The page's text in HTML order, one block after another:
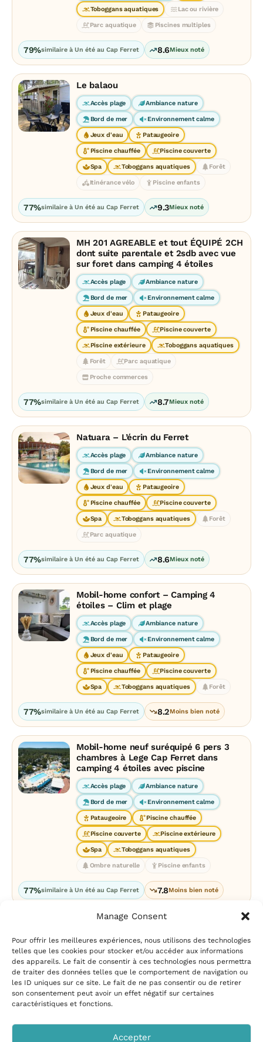
Manage Consent
Pour offrir les meilleures expériences, nous utilisons des technologies
telles que les cookies pour stocker et/ou accéder aux informations
des appareils. Le fait de consentir à ces technologies nous permettra
de traiter des données telles que le comportement de navigation ou
les ID uniques sur ce site. Le fait de ne pas consentir ou de retirer
son consentement peut avoir un effet négatif sur certaines
caractéristiques et fonctions.
Accepter
Toboggans aquatiques Lac ou rivière
Parc aquatique Piscines multiples
79%similaire à Un été au Cap Ferret 8.6Mieux noté
Le balaou
Accès plage Ambiance nature
Bord de mer Environnement calme
Jeux d'eau Pataugeoire
Piscine chauffée Piscine couverte
Spa Toboggans aquatiques Forêt
Itinérance vélo Piscine enfants
77%similaire à Un été au Cap Ferret 9.3Mieux noté
MH 201 AGREABLE et tout ÉQUIPÉ 2CH
dont suite parentale et 2sdb avec vue
sur foret dans camping 4 étoiles
Accès plage Ambiance nature
Bord de mer Environnement calme
Jeux d'eau Pataugeoire
Piscine chauffée Piscine couverte
Piscine extérieure Toboggans aquatiques
Forêt Parc aquatique
Proche commerces
77%similaire à Un été au Cap Ferret 8.7Mieux noté
Natuara – L’écrin du Ferret
Accès plage Ambiance nature
Bord de mer Environnement calme
Jeux d'eau Pataugeoire
Piscine chauffée Piscine couverte
Spa Toboggans aquatiques Forêt
Parc aquatique
77%similaire à Un été au Cap Ferret 8.6Mieux noté
Mobil-home confort – Camping 4
étoiles – Clim et plage
Accès plage Ambiance nature
Bord de mer Environnement calme
Jeux d'eau Pataugeoire
Piscine chauffée Piscine couverte
Spa Toboggans aquatiques Forêt
77%similaire à Un été au Cap Ferret 8.2Moins bien noté
Mobil-home neuf suréquipé 6 pers 3
chambres à Lege Cap Ferret dans
camping 4 étoiles avec piscine
Accès plage Ambiance nature
Bord de mer Environnement calme
Pataugeoire Piscine chauffée
Piscine couverte Piscine extérieure
Spa Toboggans aquatiques
Ombre naturelle Piscine enfants
77%similaire à Un été au Cap Ferret 7.8Moins bien noté
Mentions légales|Politique
de confidentialité
suggestions|Politique de